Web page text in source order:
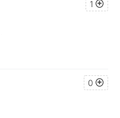
1
0